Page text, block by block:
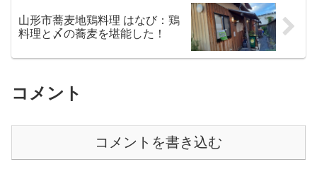
山形市蕎麦地鶏料理 はなび：鶏
料理と〆の蕎麦を堪能した！
コメント
コメントを書き込む